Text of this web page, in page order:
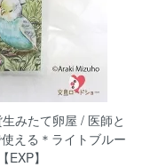
みたて卵屋 / 医師と
える＊ライトブルー
EXP】